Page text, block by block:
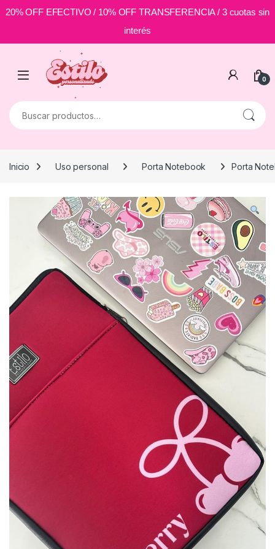
20% OFF EFECTIVO / 10% OFF TRANSFERENCIA / 3 cuotas sin
interés
Skip to navigation
0
Buscar por:
Inicio Uso personal Porta Notebook Porta